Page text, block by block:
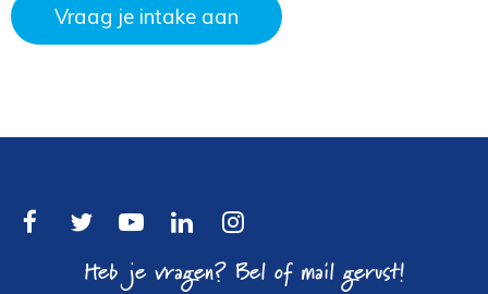
Vraag je intake aan
Heb je vragen? Bel of mail gerust!